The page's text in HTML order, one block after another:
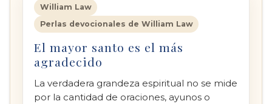
William Law
Perlas devocionales de William Law
El mayor santo es el más
agradecido
La verdadera grandeza espiritual no se mide
por la cantidad de oraciones, ayunos o